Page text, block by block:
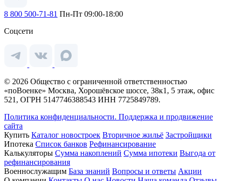
8 800 500-71-81 Пн-Пт 09:00-18:00
Соцсети
© 2026 Общество с ограниченной ответственностью
«поВоенке» Москва, Хорошёвское шоссе, 38к1, 5 этаж, офис
521, ОГРН 5147746388543 ИНН 7725849789.
Политика конфиденциальности. Поддержка и продвижение
сайта
Купить Каталог новостроек Вторичное жильё Застройщики
Ипотека Список банков Рефинансирование
Калькуляторы Сумма накоплений Сумма ипотеки Выгода от
рефинансирования
Военнослужащим База знаний Вопросы и ответы Акции